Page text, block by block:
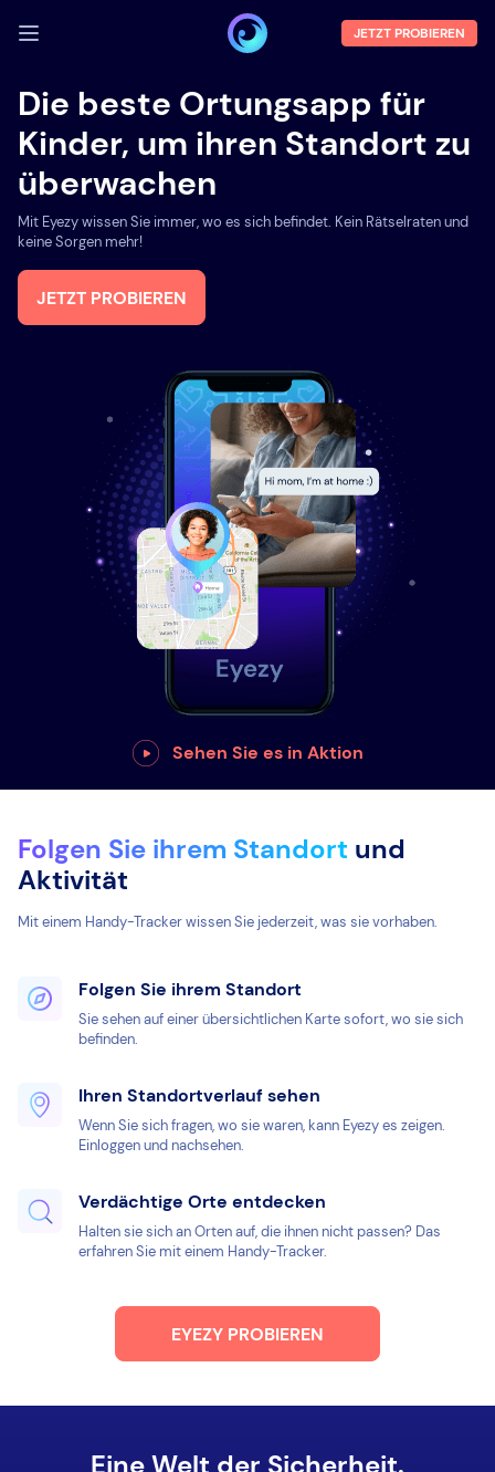
ANMELDEN
Demo
Funktionen
Über uns
Blog
JETZT PROBIEREN
Die beste Ortungsapp für
Kinder, um ihren Standort zu
überwachen
Mit Eyezy wissen Sie immer, wo es sich befindet. Kein Rätselraten und
keine Sorgen mehr!
JETZT PROBIEREN
Sehen Sie es in Aktion
Folgen Sie ihrem Standort und
Aktivität
Mit einem Handy-Tracker wissen Sie jederzeit, was sie vorhaben.
Folgen Sie ihrem Standort
Sie sehen auf einer übersichtlichen Karte sofort, wo sie sich
befinden.
Ihren Standortverlauf sehen
Wenn Sie sich fragen, wo sie waren, kann Eyezy es zeigen.
Einloggen und nachsehen.
Verdächtige Orte entdecken
Halten sie sich an Orten auf, die ihnen nicht passen? Das
erfahren Sie mit einem Handy-Tracker.
EYEZY PROBIEREN
Eine Welt der Sicherheit.